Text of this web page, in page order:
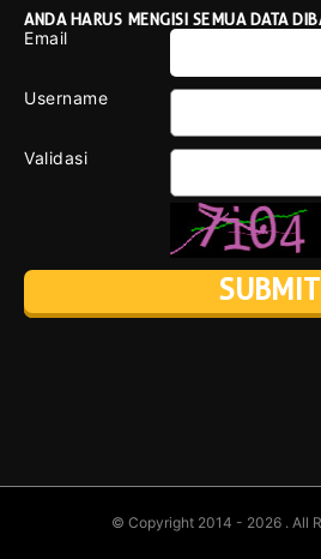
ANDA HARUS MENGISI SEMUA DATA
Email
Username
Validasi
© Copyright 2014 - 2026 . All